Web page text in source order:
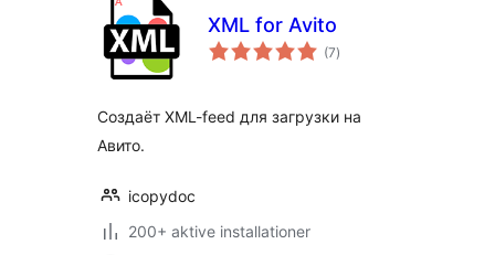
XML for Avito
(7totale
bedømmelser
)
Создаёт XML-feed для загрузки на
Авито.
icopydoc
200+ aktive installationer